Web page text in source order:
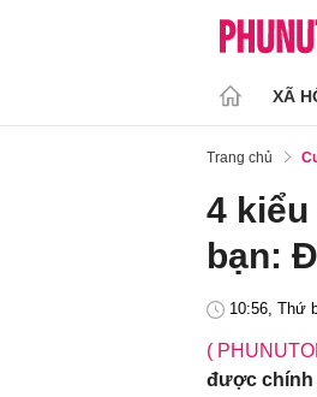
XÃ
Trang chủ
4
bạn:
10:56, Thứ
(
được chính